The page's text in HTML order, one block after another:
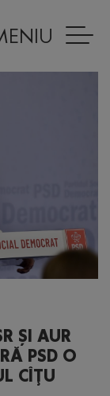
ȘI AUR
PSD O
CÎŢU